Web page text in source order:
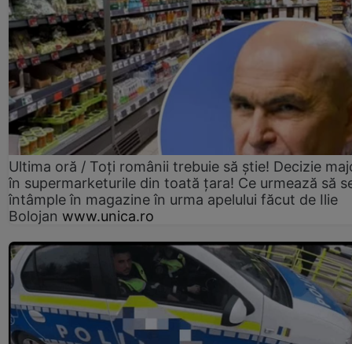
Ultima oră / Toți românii trebuie să știe! Decizie
în supermarketurile din toată țara! Ce urmează să
întâmple în magazine în urma apelului făcut de Ilie
Bolojan www.unica.ro